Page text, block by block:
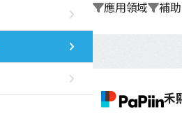
應用領域 補
禾